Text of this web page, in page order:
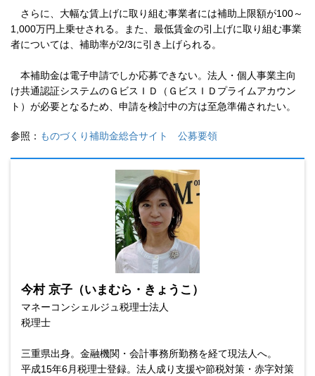
さらに、大幅な賃上げに取り組む事業者には補助上限額が100～
1,000万円上乗せされる。また、最低賃金の引上げに取り組む事業
者については、補助率が2/3に引き上げられる。
本補助金は電子申請でしか応募できない。法人・個人事業主向
け共通認証システムのＧビスＩＤ（ＧビスＩＤプライムアカウン
ト）が必要となるため、申請を検討中の方は至急準備されたい。
参照： ものづくり補助金総合サイト 公募要領
今村 京子（いまむら・きょうこ）
マネーコンシェルジュ税理士法人
税理士
三重県出身。金融機関・会計事務所勤務を経て現法人へ。
平成15年6月税理士登録。法人成り支援や節税対策・赤字対策